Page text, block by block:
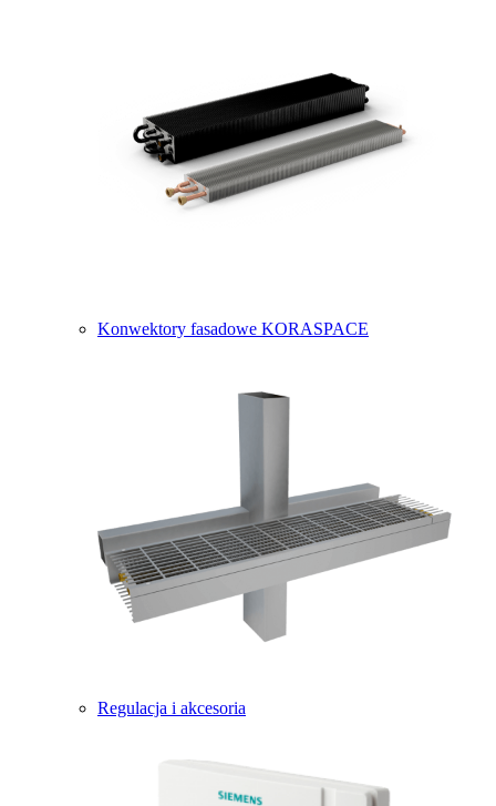
Konwektory fasadowe KORASPACE
Regulacja i akcesoria